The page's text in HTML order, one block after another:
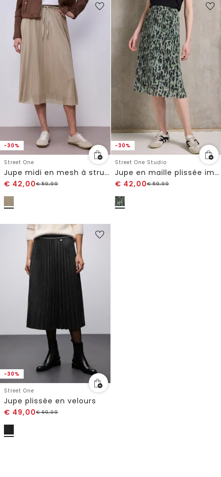
-30%
Street One
Jupe midi en mesh à structure plissée
€ 42,00€59,99
-30%
Street One Studio
Jupe en maille plissée imprimée
€ 42,00€59,99
-30%
Street One
Jupe plissée en velours
€ 49,00€69,99